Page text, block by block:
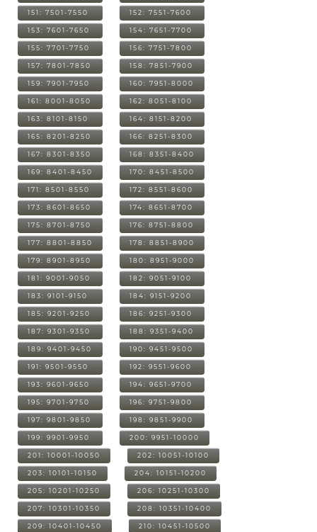
151: 7501-7550 152: 7551-7600
153: 7601-7650 154: 7651-7700
155: 7701-7750 156: 7751-7800
157: 7801-7850 158: 7851-7900
159: 7901-7950 160: 7951-8000
161: 8001-8050 162: 8051-8100
163: 8101-8150 164: 8151-8200
165: 8201-8250 166: 8251-8300
167: 8301-8350 168: 8351-8400
169: 8401-8450 170: 8451-8500
171: 8501-8550 172: 8551-8600
173: 8601-8650 174: 8651-8700
175: 8701-8750 176: 8751-8800
177: 8801-8850 178: 8851-8900
179: 8901-8950 180: 8951-9000
181: 9001-9050 182: 9051-9100
183: 9101-9150 184: 9151-9200
185: 9201-9250 186: 9251-9300
187: 9301-9350 188: 9351-9400
189: 9401-9450 190: 9451-9500
191: 9501-9550 192: 9551-9600
193: 9601-9650 194: 9651-9700
195: 9701-9750 196: 9751-9800
197: 9801-9850 198: 9851-9900
199: 9901-9950 200: 9951-10000
201: 10001-10050 202: 10051-10100
203: 10101-10150 204: 10151-10200
205: 10201-10250 206: 10251-10300
207: 10301-10350 208: 10351-10400
209: 10401-10450 210: 10451-10500